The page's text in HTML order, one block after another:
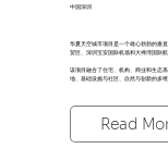
中国深圳
华夏天空城市项目是一个雄心勃勃的垂
贸区、深圳宝安国际机场和大禅湾国际
该项目融合了住宅、机构、商业和生态
地、基础设施与社区、自然与创新的多维
Read